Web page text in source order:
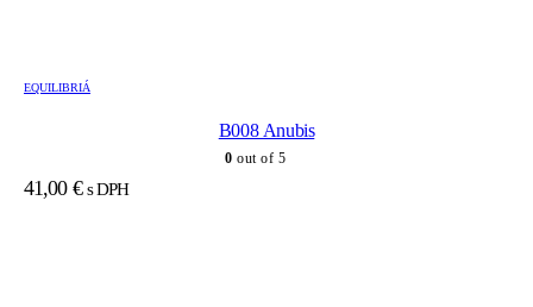
EQUILIBRIÁ
B008 Anubis
0 out of 5
41,00 € s DPH